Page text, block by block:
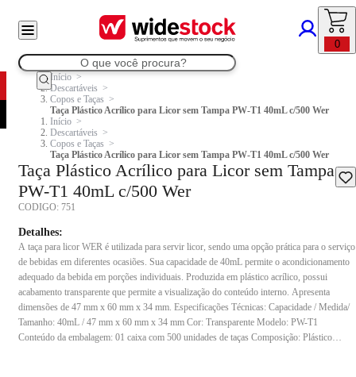
0
Início
Descartáveis
Copos e Taças
Taça Plástico Acrílico para Licor sem Tampa PW-T1 40mL c/500 Wer
Início
Descartáveis
Copos e Taças
Taça Plástico Acrílico para Licor sem Tampa PW-T1 40mL c/500 Wer
Taça Plástico Acrílico para Licor sem Tampa
PW-T1 40mL c/500 Wer
CODIGO: 751
Detalhes:
A taça para licor WER é utilizada para servir licor, sendo uma opção prática para o serviço
de bebidas em diferentes ocasiões. Sua capacidade de 40mL permite o acondicionamento
adequado da bebida em porções individuais. Produzida em plástico acrílico, possui
acabamento transparente que permite a visualização do conteúdo interno. Apresenta
dimensões de 47 mm x 60 mm x 34 mm. Especificações Técnicas: Capacidade / Medida/
Tamanho: 40mL / 47 mm x 60 mm x 34 mm Cor: Transparente Modelo: PW-T1
Conteúdo da embalagem: 01 caixa com 500 unidades de taças Composição: Plástico